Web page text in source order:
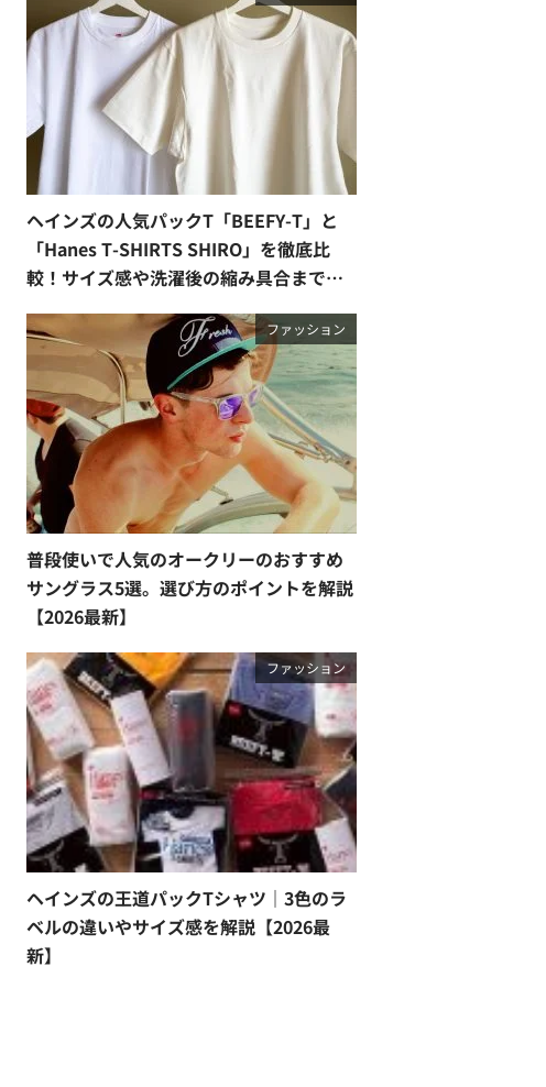
ヘインズの人気パックT「BEEFY-T」と
「Hanes T-SHIRTS SHIRO」を徹底比
較！サイズ感や洗濯後の縮み具合まで正
ファッション
普段使いで人気のオークリーのおすすめ
サングラス5選。選び方のポイントを解説
【2026最新】
ファッション
ヘインズの王道パックTシャツ｜3色のラ
ベルの違いやサイズ感を解説【2026最
新】